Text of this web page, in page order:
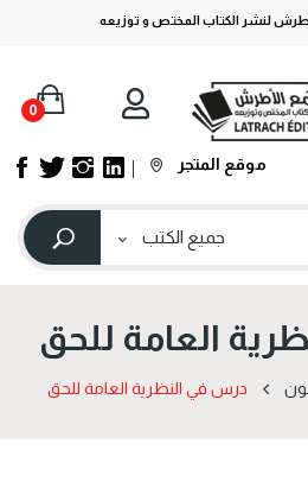
لنشر الكتاب المختص و توزيعه
0
موقع المتجر
العامة للحق
درس في النظرية العامة للحق